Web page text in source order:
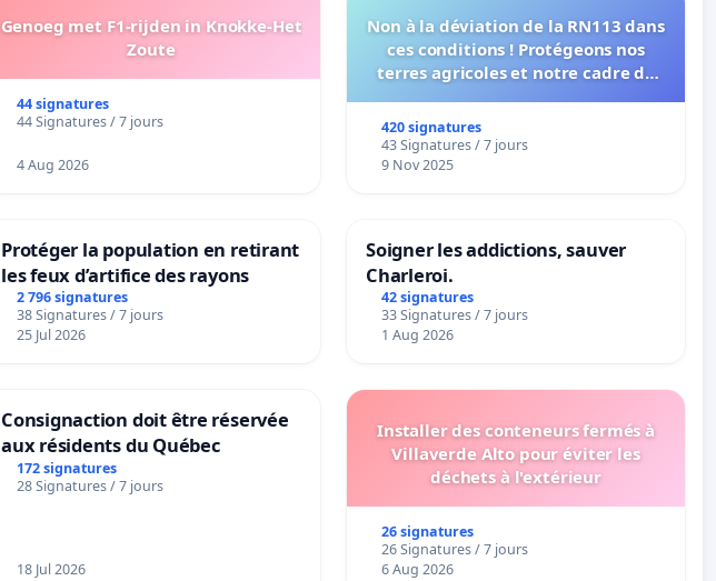
Genoeg met F1-rijden in Knokke-Het
Zoute
44 signatures
44 Signatures / 7 jours
4 Aug 2026
Non à la déviation de la RN113 dans
ces conditions ! Protégeons nos
terres agricoles et notre cadre de
420 signatures
43 Signatures / 7 jours
9 Nov 2025
Protéger la population en retirant
les feux d’artifice des rayons
2 796 signatures
38 Signatures / 7 jours
25 Jul 2026
Soigner les addictions, sauver
Charleroi.
42 signatures
33 Signatures / 7 jours
1 Aug 2026
Consignaction doit être réservée
aux résidents du Québec
172 signatures
28 Signatures / 7 jours
18 Jul 2026
Installer des conteneurs fermés à
Villaverde Alto pour éviter les
déchets à l'extérieur
26 signatures
26 Signatures / 7 jours
6 Aug 2026